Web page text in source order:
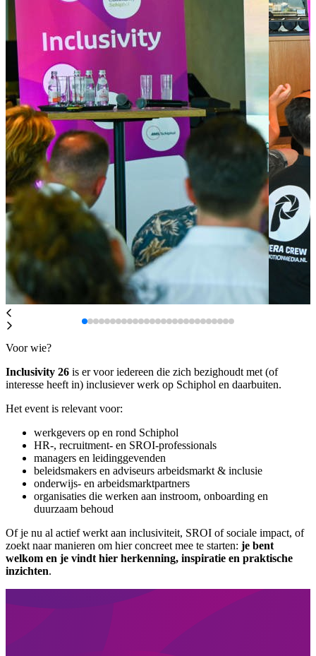
Voor wie?
Inclusivity 26 is er voor iedereen die zich bezighoudt met (of
interesse heeft in) inclusiever werk op Schiphol en daarbuiten.
Het event is relevant voor:
werkgevers op en rond Schiphol
HR-, recruitment- en SROI‑professionals
managers en leidinggevenden
beleidsmakers en adviseurs arbeidsmarkt & inclusie
onderwijs- en arbeidsmarktpartners
organisaties die werken aan instroom, onboarding en
duurzaam behoud
Of je nu al actief werkt aan inclusiviteit, SROI of sociale impact, of
zoekt naar manieren om hier concreet mee te starten: je bent
welkom en je vindt hier herkenning, inspiratie en praktische
inzichten.